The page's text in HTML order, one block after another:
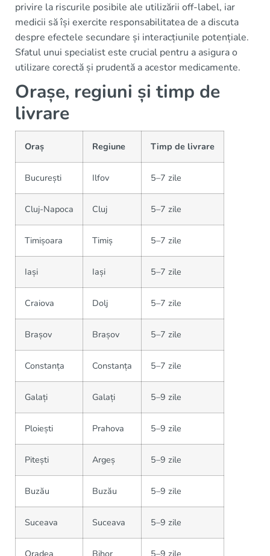
privire la riscurile posibile ale utilizării off-label, iar
medicii să își exercite responsabilitatea de a discuta
despre efectele secundare și interacțiunile potențiale.
Sfatul unui specialist este crucial pentru a asigura o
utilizare corectă și prudentă a acestor medicamente.
Orașe, regiuni și timp de
livrare
Oraș Regiune Timp de livrare
București Ilfov 5–7 zile
Cluj-Napoca Cluj 5–7 zile
Timișoara Timiș 5–7 zile
Iași Iași 5–7 zile
Craiova Dolj 5–7 zile
Brașov Brașov 5–7 zile
Constanța Constanța 5–7 zile
Galați Galați 5–9 zile
Ploiești Prahova 5–9 zile
Pitești Argeș 5–9 zile
Buzău Buzău 5–9 zile
Suceava Suceava 5–9 zile